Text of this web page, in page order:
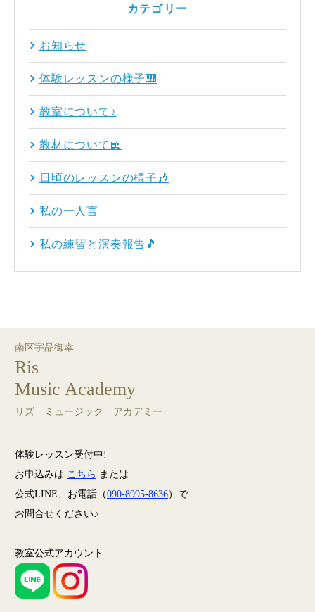
カテゴリー
お知らせ
体験レッスンの様子🎹
教室について♪
教材について📖
日頃のレッスンの様子🎶
私の一人言
私の練習と演奏報告🎵
南区宇品御幸
Ris
Music Academy
リズ ミュージック アカデミー
体験レッスン受付中!
お申込みは こちら または
公式LINE、お電話（090-8995-8636）で
お問合せください♪
教室公式アカウント